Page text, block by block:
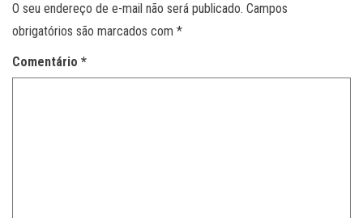
O seu endereço de e-mail não será publicado. Campos
obrigatórios são marcados com *
Comentário *